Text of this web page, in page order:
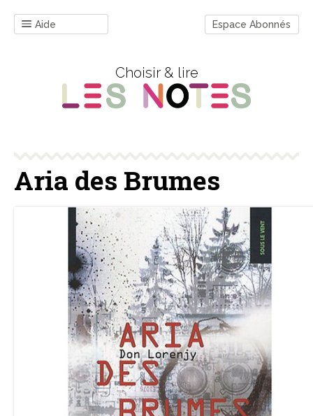
Aide Espace Abonnés
Choisir & lire
Aria des Brumes